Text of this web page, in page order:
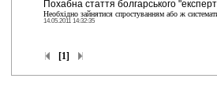
Похабна стаття болгарського
Необхідно зайнятися спростуванням або ж
14.05.2011 14:32:35
[1]